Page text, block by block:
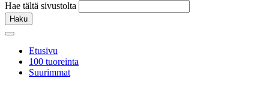
Hae tältä sivustolta
Haku
Etusivu
100 tuoreinta
Suurimmat